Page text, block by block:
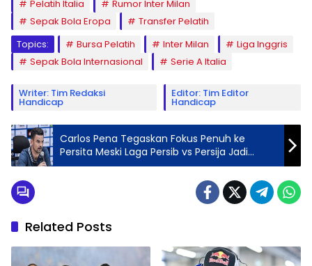
Pelatih Italia
Rumor Inter Milan
Sepak Bola Eropa
Transfer Pelatih
Topics:
Bursa Pelatih Inter Milan
Liga Inggris
Sepak Bola Internasional
Serie A Italia
Writer: Tim Redaksi
Handicap
Editor: Tim Editor
Handicap
Carlos Pena Tegaskan Fokus Penuh ke
Persita Meski Laga Persib vs Persija Jadi
Sorotan Publik BRI Super League
Related Posts